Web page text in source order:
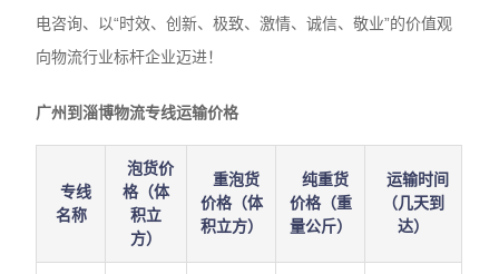
电咨询、以“时效、创新、极致、激情、诚信、敬业”的价值观
向物流行业标杆企业迈进！
广州到淄博物流专线运输价格
专线
名称
泡货价
格（体
积立
方）
重泡货
价格（体
积立方）
纯重货
价格（重
量公斤）
运输时间
（几天到
达）